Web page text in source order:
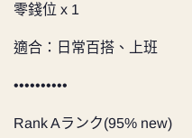
零錢位 x 1
適合：日常百搭、上班
••••••••••
Rank Aランク(95% new)